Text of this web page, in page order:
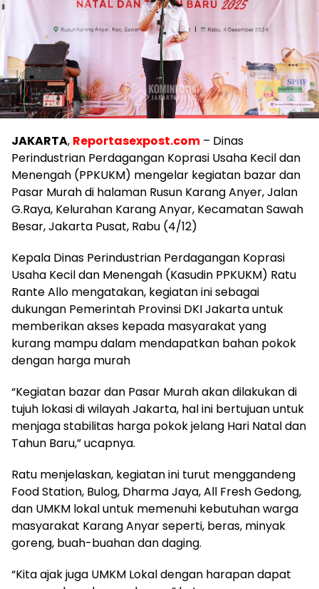
JAKARTA, Reportasexpost.com – Dinas
Perindustrian Perdagangan Koprasi Usaha Kecil dan
Menengah (PPKUKM) mengelar kegiatan bazar dan
Pasar Murah di halaman Rusun Karang Anyer, Jalan
G.Raya, Kelurahan Karang Anyar, Kecamatan Sawah
Besar, Jakarta Pusat, Rabu (4/12)
Kepala Dinas Perindustrian Perdagangan Koprasi
Usaha Kecil dan Menengah (Kasudin PPKUKM) Ratu
Rante Allo mengatakan, kegiatan ini sebagai
dukungan Pemerintah Provinsi DKI Jakarta untuk
memberikan akses kepada masyarakat yang
kurang mampu dalam mendapatkan bahan pokok
dengan harga murah
“Kegiatan bazar dan Pasar Murah akan dilakukan di
tujuh lokasi di wilayah Jakarta, hal ini bertujuan untuk
menjaga stabilitas harga pokok jelang Hari Natal dan
Tahun Baru,” ucapnya.
Ratu menjelaskan, kegiatan ini turut menggandeng
Food Station, Bulog, Dharma Jaya, All Fresh Gedong,
dan UMKM lokal untuk memenuhi kebutuhan warga
masyarakat Karang Anyar seperti, beras, minyak
goreng, buah-buahan dan daging.
“Kita ajak juga UMKM Lokal dengan harapan dapat